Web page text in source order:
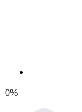
0%